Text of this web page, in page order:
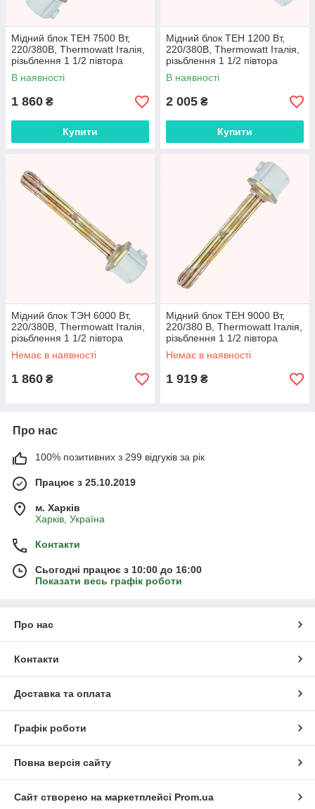
Мідний блок ТЕН 7500 Вт,
220/380В, Thermowatt Італія,
різьблення 1 1/2 півтора
дюйми
В наявності
1 860 ₴
Купити
Мідний блок ТЕН 1200 Вт,
220/380В, Thermowatt Італія,
різьблення 1 1/2 півтора
дюйми
В наявності
2 005 ₴
Купити
Мідний блок ТЭН 6000 Вт,
220/380В, Thermowatt Італія,
різьблення 1 1/2 півтора
дюйми
Немає в наявності
1 860 ₴
Мідний блок ТЕН 9000 Вт,
220/380 В, Thermowatt Італія,
різьблення 1 1/2 півтора
дюйми
Немає в наявності
1 919 ₴
Про нас
100% позитивних з 299 відгуків за рік
Працює з 25.10.2019
м. Харків
Харків, Україна
Контакти
Сьогодні працює з 10:00 до 16:00
Показати весь графік роботи
Про нас
Контакти
Доставка та оплата
Графік роботи
Повна версія сайту
Сайт створено на маркетплейсі Prom.ua